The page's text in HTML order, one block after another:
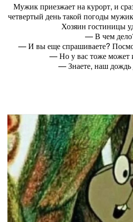
Мужик приезжает на курорт, и
четвертый день такой погоды
Хозяин гостиницы
— В чем
— И вы еще спрашиваете?
— Но у вас тоже может
— Знаете, наш дождь